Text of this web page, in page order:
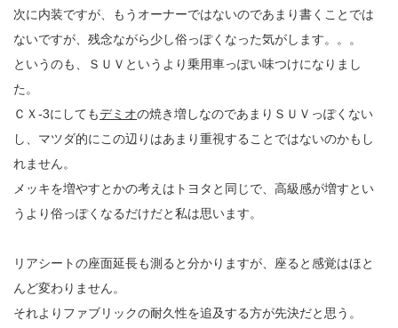
次に内装ですが、もうオーナーではないのであまり書くことでは
ないですが、残念ながら少し俗っぽくなった気がします。。。
というのも、ＳＵＶというより乗用車っぽい味つけになりまし
た。
ＣＸ-3にしてもデミオの焼き増しなのであまりＳＵＶっぽくない
し、マツダ的にこの辺りはあまり重視することではないのかもし
れません。
メッキを増やすとかの考えはトヨタと同じで、高級感が増すとい
うより俗っぽくなるだけだと私は思います。
リアシートの座面延長も測ると分かりますが、座ると感覚はほと
んど変わりません。
それよりファブリックの耐久性を追及する方が先決だと思う。